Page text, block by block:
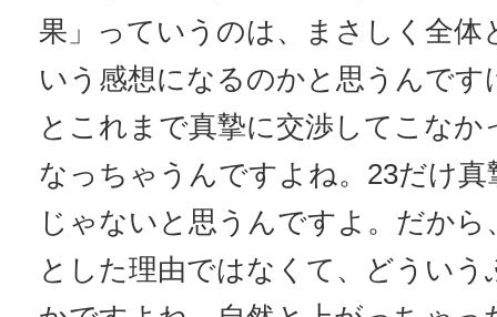
果」っていうのは、まさしく全体
いう感想になるのかと思うんで
とこれまで真摯に交渉してこな
なっちゃうんですよね。23だけ
じゃないと思うんですよ。だか
とした理由ではなくて、どうい